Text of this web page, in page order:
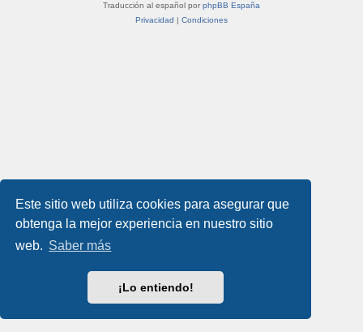
Este sitio web utiliza cookies para asegurar que
obtenga la mejor experiencia en nuestro sitio
web. Saber más
¡Lo entiendo!
Traducción al español por phpBB España
Privacidad
Condiciones